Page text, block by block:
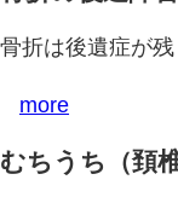
骨折は後遺症が残
more
むちうち（頚